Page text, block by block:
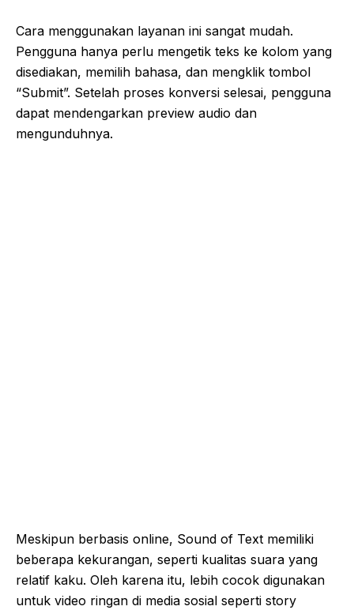
Cara menggunakan layanan ini sangat mudah.
Pengguna hanya perlu mengetik teks ke kolom yang
disediakan, memilih bahasa, dan mengklik tombol
“Submit”. Setelah proses konversi selesai, pengguna
dapat mendengarkan preview audio dan
mengunduhnya.
Meskipun berbasis online, Sound of Text memiliki
beberapa kekurangan, seperti kualitas suara yang
relatif kaku. Oleh karena itu, lebih cocok digunakan
untuk video ringan di media sosial seperti story